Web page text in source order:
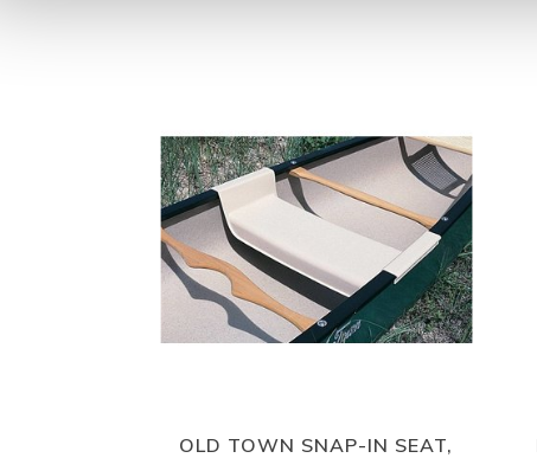
OLD TOWN SNAP-IN SEAT,